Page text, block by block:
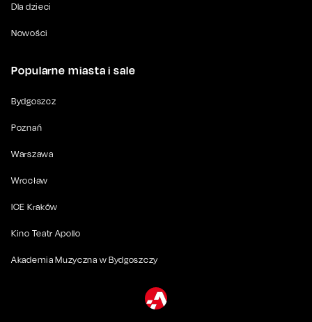
Dla dzieci
Nowości
Popularne miasta i sale
Bydgoszcz
Poznań
Warszawa
Wrocław
ICE Kraków
Kino Teatr Apollo
Akademia Muzyczna w Bydgoszczy